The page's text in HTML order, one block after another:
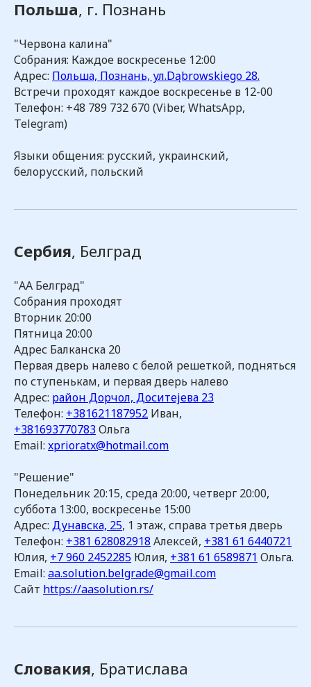
Польша, г. Познань
"Червона калина"
Собрания: Каждое воскресенье 12:00
Адрес: Польша, Познань, ул.Dąbrowskiego 28.
Встречи проходят каждое воскресенье в 12-00
Телефон: +48 789 732 670 (Viber, WhatsApp,
Telegram)
Языки общения: русский, украинский,
белорусский, польский
Сербия, Белград
"АА Белград"
Собрания проходят
Вторник 20:00
Пятница 20:00
Адрес Балканска 20
Первая дверь налево с белой решеткой, подняться
по ступенькам, и первая дверь налево
Адрес: район Дорчол, Доситејева 23
Телефон: +381621187952 Иван,
+381693770783 Ольга
Email: xprioratx@hotmail.com
"Решение"
Понедельник 20:15, среда 20:00, четверг 20:00,
суббота 13:00, воскресенье 15:00
Адрес: Дунавска, 25, 1 этаж, справа третья дверь
Телефон: +381 628082918 Алексей, +381 61 6440721
Юлия, +7 960 2452285 Юлия, +381 61 6589871 Ольга.
Email: aa.solution.belgrade@gmail.com
Сайт https://aasolution.rs/
Словакия, Братислава